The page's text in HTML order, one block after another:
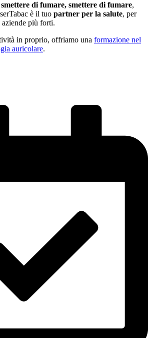
smettere di fumare, smettere di fumare,
è il tuo partner per la salute, per
più forti.
in proprio, offriamo una formazione nel
auricolare.